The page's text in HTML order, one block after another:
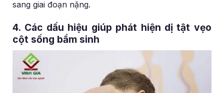
sang giai đoạn nặng.
4. Các dấu hiệu giúp phát hiện dị tật vẹo
cột sống bẩm sinh